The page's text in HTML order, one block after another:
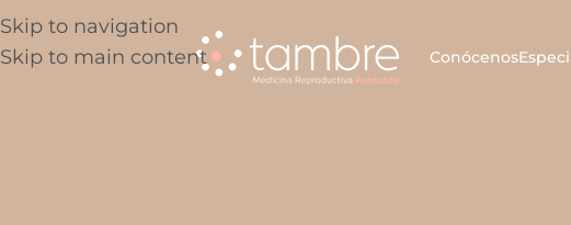
Skip to navigation
Skip to main content
Conócenos